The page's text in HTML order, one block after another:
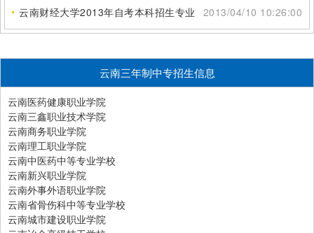
云南财经大学2013年自考本科招生专业
2013/04/10 10:26:00
云南三年制中专招生信息
云南医药健康职业学院
云南三鑫职业技术学院
云南商务职业学院
云南理工职业学院
云南中医药中等专业学校
云南新兴职业学院
云南外事外语职业学院
云南省骨伤科中等专业学校
云南城市建设职业学院